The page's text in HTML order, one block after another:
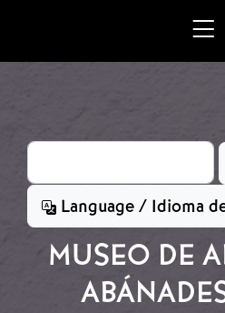
Buscar
Language / Idioma
​​MUSEO DE